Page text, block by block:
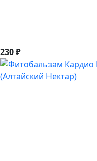
230 ₽